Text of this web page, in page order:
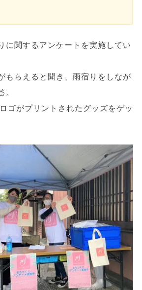
に関するアンケートを実施してい
もらえると聞き、雨宿りをしなが
。
ゴがプリントされたグッズをゲッ